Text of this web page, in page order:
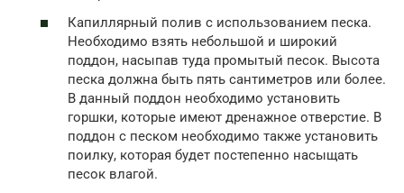
Капиллярный полив с использованием песка.
Необходимо взять небольшой и широкий
поддон, насыпав туда промытый песок. Высота
песка должна быть пять сантиметров или более.
В данный поддон необходимо установить
горшки, которые имеют дренажное отверстие. В
поддон с песком необходимо также установить
поилку, которая будет постепенно насыщать
песок влагой.